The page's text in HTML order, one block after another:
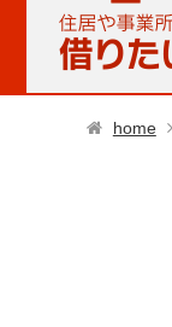
home